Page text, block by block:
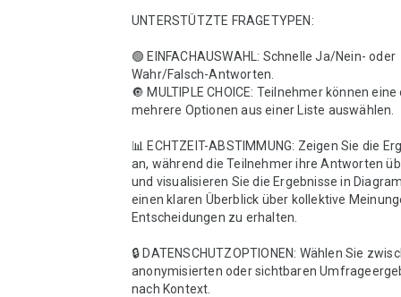
UNTERSTÜTZTE FRAGETYPEN:
🟢 EINFACHAUSWAHL: Schnelle Ja/Nein- oder
Wahr/Falsch-Antworten.
🔘 MULTIPLE CHOICE: Teilnehmer können eine
mehrere Optionen aus einer Liste auswählen.
📊 ECHTZEIT-ABSTIMMUNG: Zeigen Sie die
an, während die Teilnehmer ihre Antworten
und visualisieren Sie die Ergebnisse in
einen klaren Überblick über kollektive
Entscheidungen zu erhalten.
🔒 DATENSCHUTZOPTIONEN: Wählen Sie
anonymisierten oder sichtbaren
nach Kontext.